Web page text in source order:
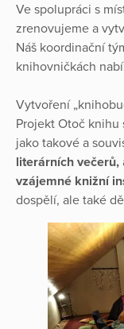
Ve spolupráci s
zrenovujeme a
Náš koordinační
knihovničkách
Vytvoření
Projekt Otoč
jako takové a
literárních večerů,
vzájemné knižní
dospělí, ale také